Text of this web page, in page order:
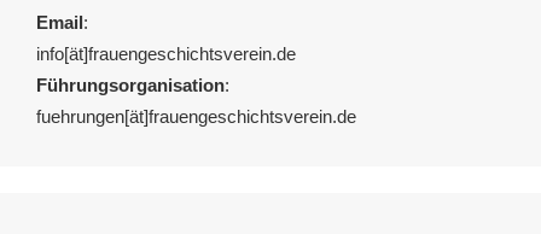
Email:
info[ät]frauengeschichtsverein.de
Führungsorganisation:
fuehrungen[ät]frauengeschichtsverein.de